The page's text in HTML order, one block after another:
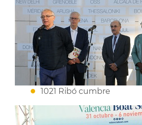
1021 Ribó cumbre